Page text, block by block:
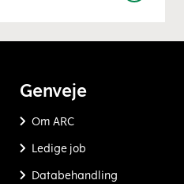
Genveje
Om ARC
Ledige job
Databehandling